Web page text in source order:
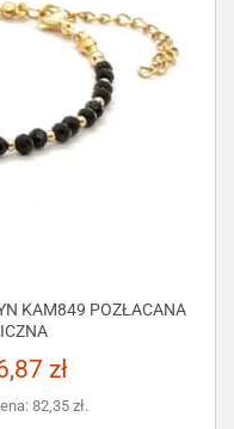
KAM849 POZŁACANA
zł
82,35 zł.